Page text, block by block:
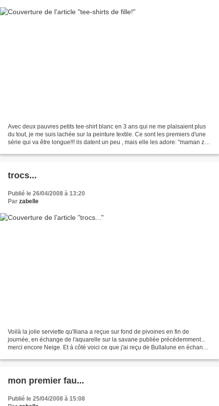
Avec deux pauvres petits tee-shirt blanc en 3 ans qui ne me plaisaient plus
du tout, je me suis lachée sur la peinture textile. Ce sont les premiers d'une
série qui va être longue!!! ils datent un peu , mais elle les adore: "maman ze
trocs...
Publié le 26/04/2008 à 13:20
Par zabelle
Voilà la jolie serviette qu'Iliana a reçue sur fond de pivoines en fin de
journée, en échange de l'aquarelle sur la savane publiée précédemment...
merci encore Neige. Et à côté voici ce que j'ai reçu de Bullalune en échange
mon premier fau...
Publié le 25/04/2008 à 15:08